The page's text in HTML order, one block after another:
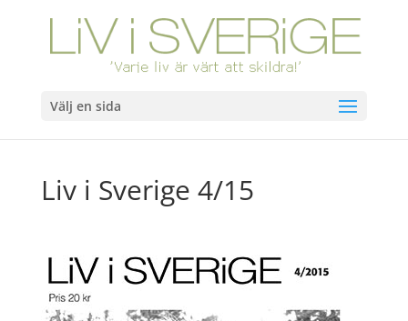
Välj en sida
Liv i Sverige 4/15